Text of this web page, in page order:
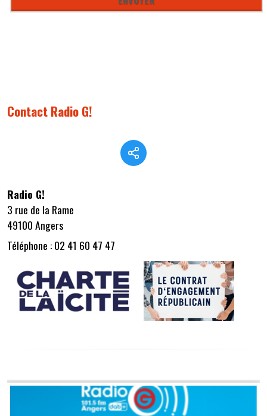
Contact Radio G!
Radio G!
3 rue de la Rame
49100 Angers
Téléphone : 02 41 60 47 47